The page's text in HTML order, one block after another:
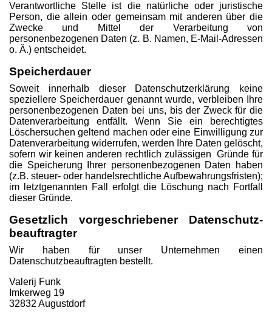
Verantwortliche Stelle ist die natürliche oder juristische
Person, die allein oder gemeinsam mit anderen über die
Zwecke und Mittel der Verarbeitung von
personenbezogenen Daten (z. B. Namen, E-Mail-Adressen
o. Ä.) entscheidet.
Speicherdauer
Soweit innerhalb dieser Datenschutzerklärung keine
speziellere Speicherdauer genannt wurde, verbleiben Ihre
personenbezogenen Daten bei uns, bis der Zweck für die
Datenverarbeitung entfällt. Wenn Sie ein berechtigtes
Löschersuchen geltend machen oder eine Einwilligung zur
Datenverarbeitung widerrufen, werden Ihre Daten gelöscht,
sofern wir keinen anderen rechtlich zulässigen Gründe für
die Speicherung Ihrer personenbezogenen Daten haben
(z.B. steuer- oder handelsrechtliche Aufbewahrungsfristen);
im letztgenannten Fall erfolgt die Löschung nach Fortfall
dieser Gründe.
Gesetzlich vorgeschriebener Datenschutz­
beauftragter
Wir haben für unser Unternehmen einen
Datenschutzbeauftragten bestellt.
Valerij Funk
Imkerweg 19
32832 Augustdorf